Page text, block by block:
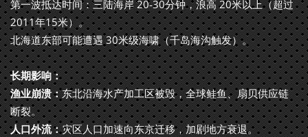
第一波抵达时间：三陆海岸 20-30分钟，浪高 20米以上（超过
2011年15米）。
北海道东部可能遭遇 30米级海啸（千岛海沟触发）。
长期影响：
渔业崩溃：东北沿海水产加工区被毁，全球鲑鱼、扇贝供应链
断裂。
人口外流：灾区人口加速向东京迁移，加剧地方衰退。